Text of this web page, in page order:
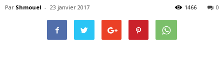
Par Shmouel - 23 janvier 2017 0
1466